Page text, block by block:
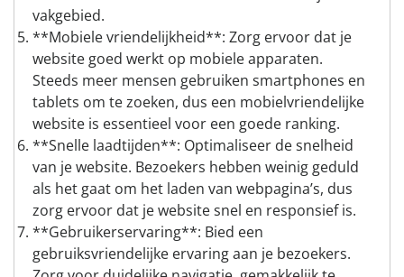
vakgebied.
**Mobiele vriendelijkheid**: Zorg ervoor dat je
website goed werkt op mobiele apparaten.
Steeds meer mensen gebruiken smartphones en
tablets om te zoeken, dus een mobielvriendelijke
website is essentieel voor een goede ranking.
**Snelle laadtijden**: Optimaliseer de snelheid
van je website. Bezoekers hebben weinig geduld
als het gaat om het laden van webpagina’s, dus
zorg ervoor dat je website snel en responsief is.
**Gebruikerservaring**: Bied een
gebruiksvriendelijke ervaring aan je bezoekers.